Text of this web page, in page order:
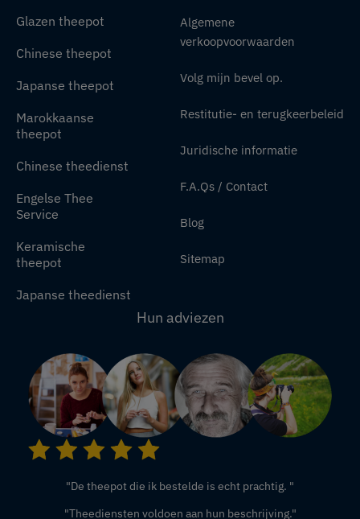
Glazen theepot
Chinese theepot
Japanse theepot
Marokkaanse
theepot
Chinese theedienst
Engelse Thee
Service
Keramische
theepot
Japanse theedienst
Algemene
verkoopvoorwaarden
Volg mijn bevel op.
Restitutie- en terugkeerbeleid
Juridische informatie
F.A.Qs / Contact
Blog
Sitemap
Hun adviezen
"De theepot die ik bestelde is echt prachtig. "
"Theediensten voldoen aan hun beschrijving."